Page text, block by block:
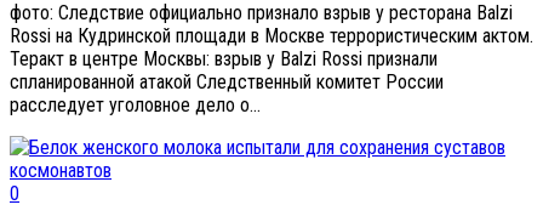
фото: Следствие официально признало взрыв у ресторана Balzi
Rossi на Кудринской площади в Москве террористическим актом.
Теракт в центре Москвы: взрыв у Balzi Rossi признали
спланированной атакой Следственный комитет России
расследует уголовное дело о...
0